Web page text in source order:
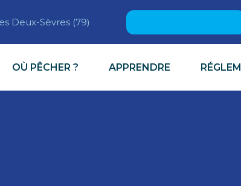
Deux-Sèvres (79)
Rechercher :
OÙ PÊCHER ? APPRENDRE